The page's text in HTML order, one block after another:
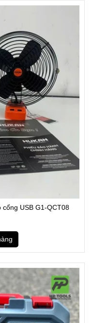
USB G1-QCT08